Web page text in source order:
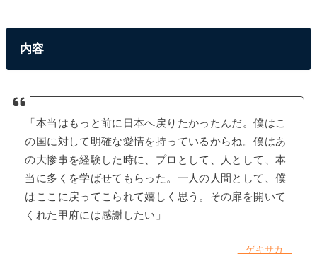
内容
「本当はもっと前に日本へ戻りたかったんだ。僕はこ
の国に対して明確な愛情を持っているからね。僕はあ
の大惨事を経験した時に、プロとして、人として、本
当に多くを学ばせてもらった。一人の人間として、僕
はここに戻ってこられて嬉しく思う。その扉を開いて
くれた甲府には感謝したい」
– ゲキサカ –